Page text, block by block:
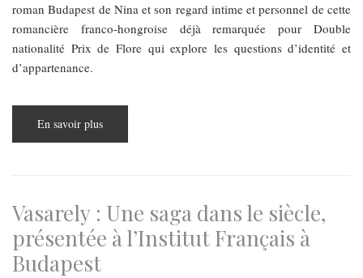
roman Budapest de Nina et son regard intime et personnel de cette
romancière franco-hongroise déjà remarquée pour Double
nationalité Prix de Flore qui explore les questions d’identité et
d’appartenance.
En savoir plus
Flâneurs
Vasarely : Une saga dans le siècle,
présentée à l’Institut Français à
Budapest